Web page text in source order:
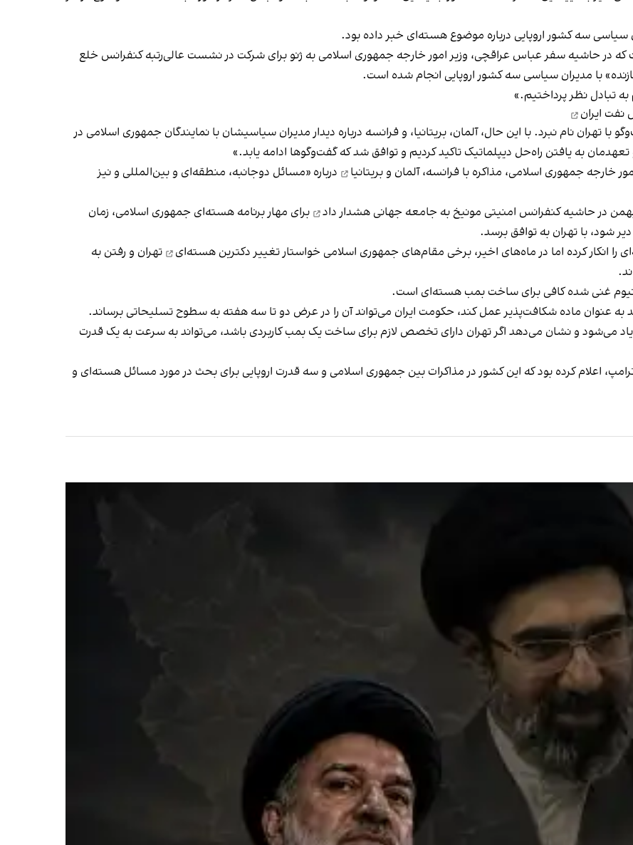
سه کشور اروپایی درباره موضوع هسته‌ای خبر داده بود.
در حاشیه سفر عباس عراقچی، وزیر امور خارجه جمهوری اسلامی به ژنو برای شرکت در نشست عالی‌رتبه کنفرانس خلع
با مدیران سیاسی سه کشور‌ اروپایی انجام شده است.
تبادل نظر پرداختیم.»
ایران
با تهران نام نبرد. با این‌ حال، آلمان، بریتانیا، و‌ فرانسه درباره دیدار مدیران سیاسیشان با نمایندگان جمهوری اسلامی در
به یافتن راه‌حل دیپلماتیک تاکید کردیم و توافق شد که گفت‌وگوها ادامه یابد.»
خارجه جمهوری اسلامی، مذاکره با فرانسه، آلمان و بریتانیا
درباره «مسائل دوجانبه، منطقه‌ای و بین‌المللی و نیز
هشدار داد
برای مهار برنامه هسته‌ای جمهوری اسلامی، زمان
شود، با تهران به توافق برسد.
انکار کرده اما در ماه‌های اخیر، برخی مقام‌های جمهوری اسلامی خواستارتغییر دکترین هسته‌ای
تهران و رفتن به
غنی شده کافی برای ساخت بمب هسته‌ای است.
می‌شود و نشان می‌دهد اگر تهران دارای تخصص لازم برای ساخت یک بمب کاربردی باشد، می‌تواند به سرعت به یک قدرت
ترامپ، اعلام کرده بود که این کشور در مذاکرات بین جمهوری اسلامی و سه قدرت اروپایی برای بحث در مورد مسائل هسته‌ای و